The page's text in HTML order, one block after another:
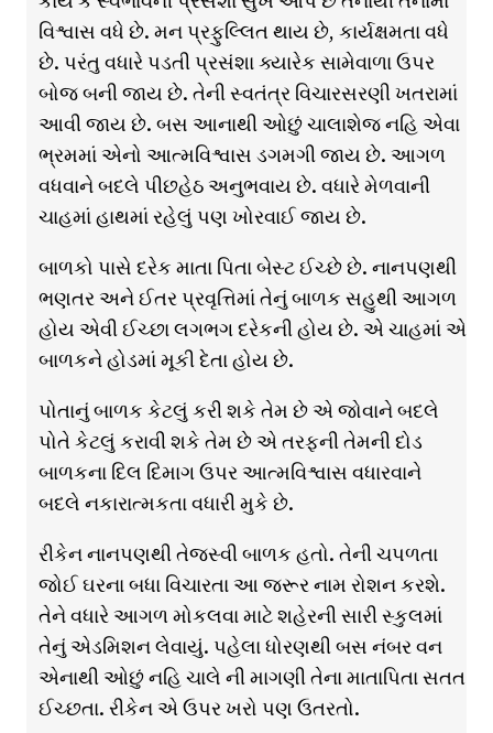
વિશ્વાસ વધે છે. મન પ્રફુલ્લિત થાય છે, કાર્યક્ષમતા વધે
છે. પરંતુ વધારે પડતી પ્રસંશા ક્યારેક સામેવાળા ઉપર
બોજ બની જાય છે. તેની સ્વતંત્ર વિચારસરણી ખતરામાં
આવી જાય છે. બસ આનાથી ઓછું ચાલાશેજ નહિ એવા
ભ્રમમાં એનો આત્મવિશ્વાસ ડગમગી જાય છે. આગળ
વધવાને બદલે પીછહેઠ અનુભવાય છે. વધારે મેળવાની
ચાહમાં હાથમાં રહેલું પણ ખોરવાઈ જાય છે.
બાળકો પાસે દરેક માતા પિતા બેસ્ટ ઈચ્છે છે. નાનપણથી
ભણતર અને ઈતર પ્રવૃત્તિમાં તેનું બાળક સહુથી આગળ
હોય એવી ઈચ્છા લગભગ દરેકની હોય છે. એ ચાહમાં એ
બાળકને હોડમાં મૂકી દેતા હોય છે.
પોતાનું બાળક કેટલું કરી શકે તેમ છે એ જોવાને બદલે
પોતે કેટલું કરાવી શકે તેમ છે એ તરફની તેમની દોડ
બાળકના દિલ દિમાગ ઉપર આત્મવિશ્વાસ વધારવાને
બદલે નકારાત્મકતા વધારી મુકે છે.
રીકેન નાનપણથી તેજસ્વી બાળક હતો. તેની ચપળતા
જોઈ ઘરના બધા વિચારતા આ જરૂર નામ રોશન કરશે.
તેને વધારે આગળ મોકલવા માટે શહેરની સારી સ્કુલમાં
તેનું એડમિશન લેવાયું. પહેલા ધોરણથી બસ નંબર વન
એનાથી ઓછું નહિ ચાલે ની માગણી તેના માતાપિતા સતત
ઈચ્છતા. રીકેન એ ઉપર ખરો પણ ઉતરતો.